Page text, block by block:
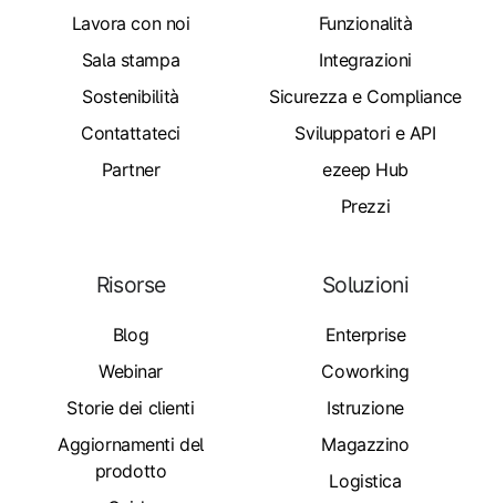
Lavora con noi
Sala stampa
Sostenibilità
Contattateci
Partner
Funzionalità
Integrazioni
Sicurezza e Compliance
Sviluppatori e API
ezeep Hub
Prezzi
Risorse
Blog
Webinar
Storie dei clienti
Aggiornamenti del
prodotto
Soluzioni
Enterprise
Coworking
Istruzione
Magazzino
Logistica